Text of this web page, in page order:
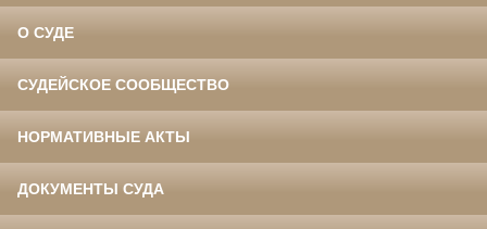
О СУДЕ
СУДЕЙСКОЕ СООБЩЕСТВО
НОРМАТИВНЫЕ АКТЫ
ДОКУМЕНТЫ СУДА